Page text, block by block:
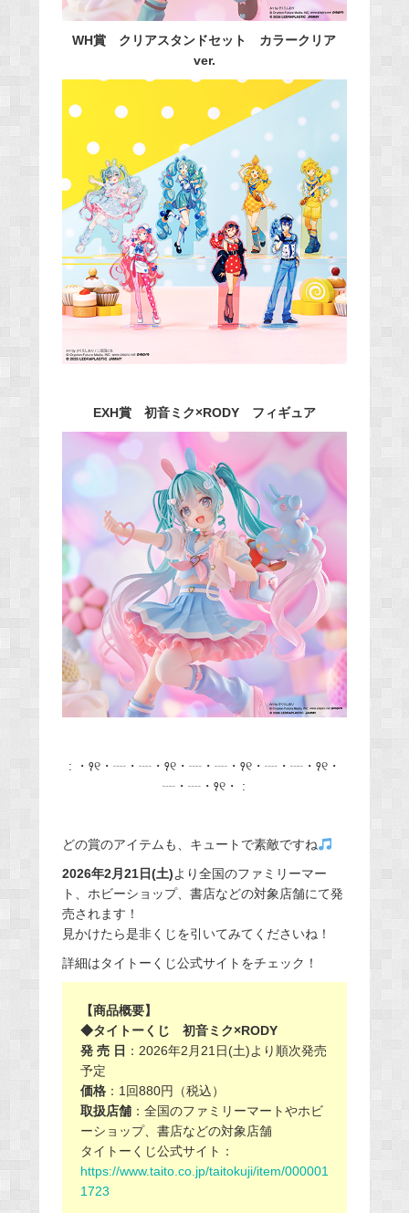
WH賞 クリアスタンドセット カラークリア
ver.
EXH賞 初音ミク×RODY フィギュア
: ・꣑୧・┈・┈・꣑୧・┈・┈・꣑୧・┈・┈・꣑୧・
┈・┈・꣑୧・ :
どの賞のアイテムも、キュートで素敵ですね
2026年2月21日(土)より全国のファミリーマー
ト、ホビーショップ、書店などの対象店舗にて発
売されます！
見かけたら是非くじを引いてみてくださいね！
詳細はタイトーくじ公式サイトをチェック！
【商品概要】
◆タイトーくじ 初音ミク×RODY
発 売 日 ：2026年2月21日(土)より順次発売
予定
価格：1回880円（税込）
取扱店舗：全国のファミリーマートやホビ
ーショップ、書店などの対象店舗
タイトーくじ公式サイト：
https://www.taito.co.jp/taitokuji/item/000001
1723